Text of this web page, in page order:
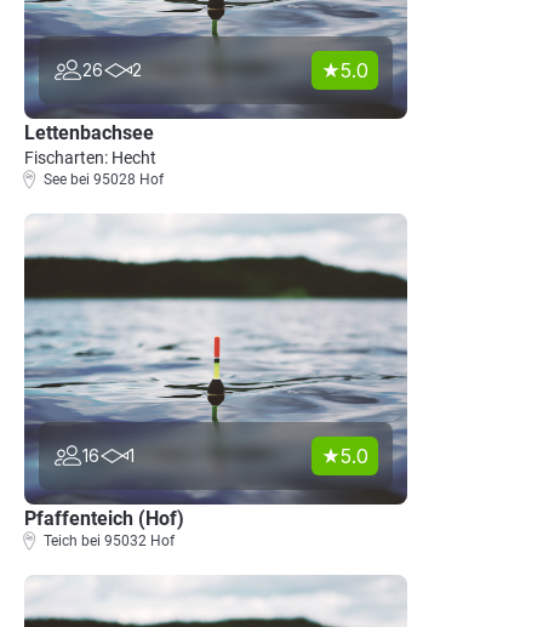
26 2 5.0
Lettenbachsee
Fischarten: Hecht
See bei 95028 Hof
16 1 5.0
Pfaffenteich (Hof)
Teich bei 95032 Hof